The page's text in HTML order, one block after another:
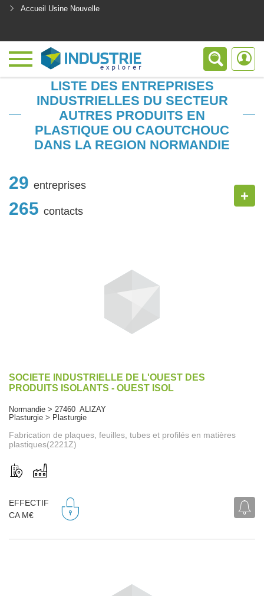
Accueil Usine Nouvelle
LISTE DES ENTREPRISES
INDUSTRIELLES DU SECTEUR
AUTRES PRODUITS EN
PLASTIQUE OU CAOUTCHOUC
DANS LA REGION NORMANDIE
29 entreprises
265 contacts
+
SOCIETE INDUSTRIELLE DE L'OUEST DES
PRODUITS ISOLANTS - OUEST ISOL
Normandie > 27460 ALIZAY
Plasturgie > Plasturgie
Fabrication de plaques, feuilles, tubes et profilés en matières
plastiques(2221Z)
EFFECTIF
CA M€